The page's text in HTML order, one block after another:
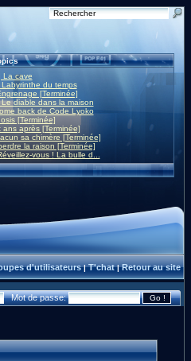
La cave
du temps
[Terminée]
diable dans la maison
back de Code Lyoko
[Terminée]
ans après [Terminée]
sa chimère [Terminée]
la raison [Terminée]
vous ! La bulle d...
d'utilisateurs|T'chat|Retour au site
Mot de passe: